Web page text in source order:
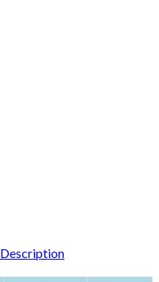
Description